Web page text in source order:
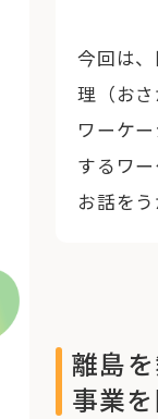
今回は
理（お
ワーケ
するワ
お話をう
離島
事業